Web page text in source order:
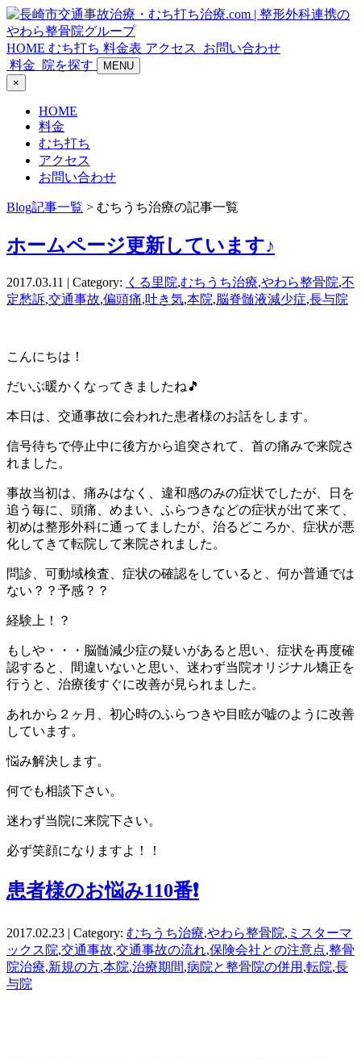
HOME むち打ち 料金表 アクセス
お問い合わせ
料金
院を探す
MENU
×
HOME
料金
むち打ち
アクセス
お問い合わせ
Blog記事一覧 > むちうち治療の記事一覧
ホームページ更新しています♪
2017.03.11 | Category: くる里院,むちうち治療,やわら整骨院,不
定愁訴,交通事故,偏頭痛,吐き気,本院, 脳脊髄液減少症,長与院
こんにちは！
だいぶ暖かくなってきましたね🎵
本日は、交通事故に会われた患者様のお話をします。
信号待ちで停止中に後方から追突されて、首の痛みで来院さ
れました。
事故当初は、痛みはなく、違和感のみの症状でしたが、日を
追う毎に、頭痛、めまい、ふらつきなどの症状が出て来て、
初めは整形外科に通ってましたが、治るどころか、症状が悪
化してきて転院して来院されました。
問診、可動域検査、症状の確認をしていると、何か普通では
ない？？予感？？
経験上！？
もしや・・・脳髄減少症の疑いがあると思い、症状を再度確
認すると、間違いないと思い、迷わず当院オリジナル矯正を
行うと、治療後すぐに改善が見られました。
あれから２ヶ月、初心時のふらつきや目眩が嘘のように改善
しています。
悩み解決します。
何でも相談下さい。
迷わず当院に来院下さい。
必ず笑顔になりますよ！！
患者様のお悩み110番❗
2017.02.23 | Category: むちうち治療,やわら整骨院, ミスターマ
ックス院,交通事故,交通事故の流れ,保険会社との注意点,整骨
院治療,新規の方,本院,治療期間,病院と整骨院の併用 ,転院,長
与院